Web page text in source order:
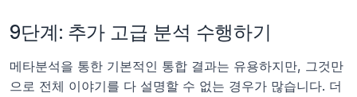
9단계: 추가 고급 분석 수행하기
메타분석을 통한 기본적인 통합 결과는 유용하지만, 그것만
으로 전체 이야기를 다 설명할 수 없는 경우가 많습니다. 더